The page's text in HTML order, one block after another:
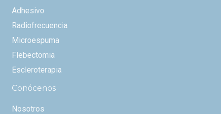
Adhesivo
Radiofrecuencia
Microespuma
Flebectomia
Escleroterapia
Conócenos
Nosotros